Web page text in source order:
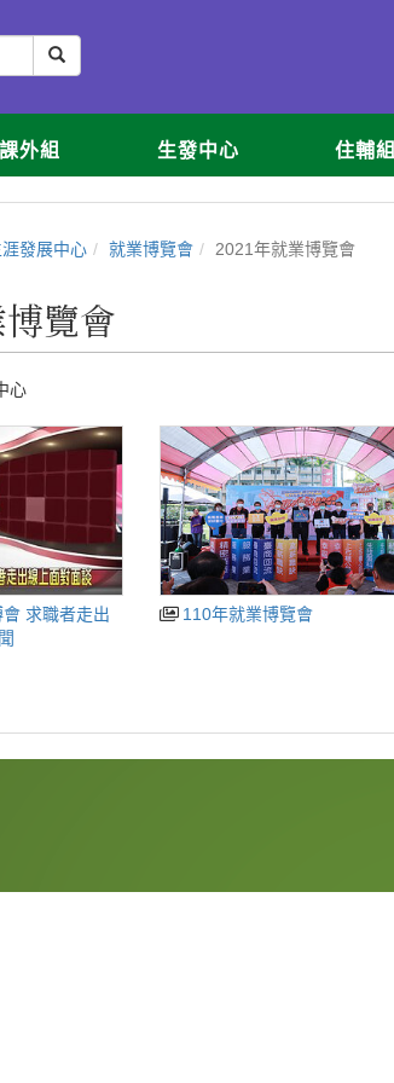
課外組 生發中心 住輔組
涯發展中心 就業博覽會 2021年就業博覽會
覽會
心
聞
110年就業博覽會